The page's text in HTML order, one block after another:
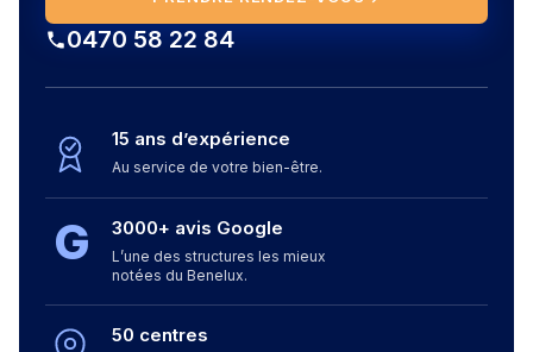
0470 58 22 84
15 ans d’expérience
Au service de votre bien-être.
G 3000+ avis Google
L’une des structures les mieux
notées du Benelux.
50 centres